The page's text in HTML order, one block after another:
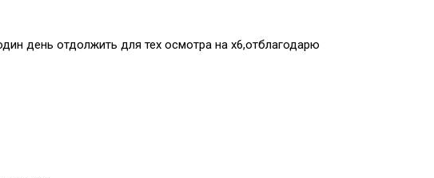
день отдолжить для тех осмотра на х6,отблагодарю